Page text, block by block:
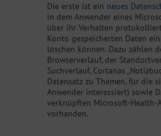
Die erste ist ein neues
in dem Anwender eines
über ihr Verhalten
Konto gespeicherten Daten
löschen können. Dazu zählen
Browserverlauf, der
Suchverlauf, Cortanas
Datensatz zu Themen, für die
Anwender interessiert) sowie
verknüpften Microsoft-Health-
vorhanden.